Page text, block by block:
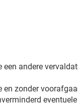
andere
zonder